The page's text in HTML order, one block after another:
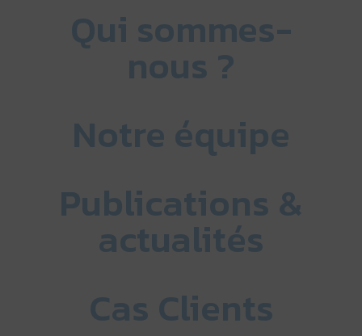
Qui sommes-
nous ?
Notre équipe
Publications &
actualités
Cas Clients